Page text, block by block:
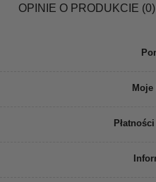
OPINIE O PRODUKCIE (0)